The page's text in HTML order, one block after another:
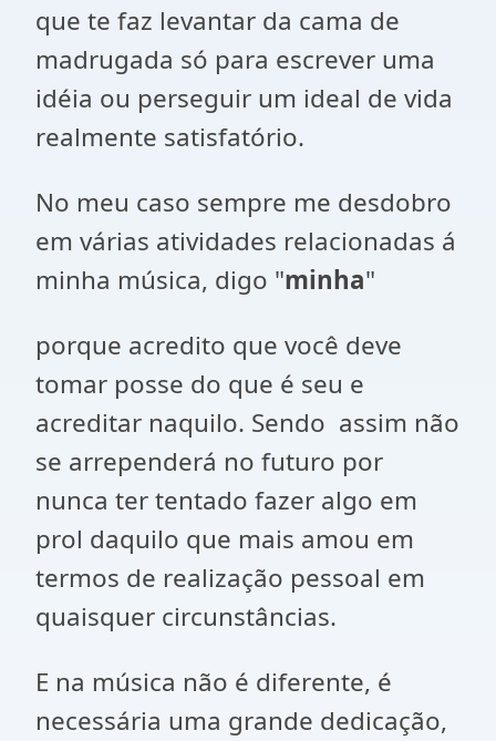
que te faz levantar da cama de
madrugada só para escrever uma
idéia ou perseguir um ideal de vida
realmente satisfatório.
No meu caso sempre me desdobro
em várias atividades relacionadas á
minha música, digo "minha"
porque acredito que você deve
tomar posse do que é seu e
acreditar naquilo. Sendo assim não
se arrependerá no futuro por
nunca ter tentado fazer algo em
prol daquilo que mais amou em
termos de realização pessoal em
quaisquer circunstâncias.
E na música não é diferente, é
necessária uma grande dedicação,